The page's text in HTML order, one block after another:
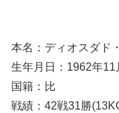
本名：ディオスダド
生年月日：1962年11
国籍：比
戦績：42戦31勝